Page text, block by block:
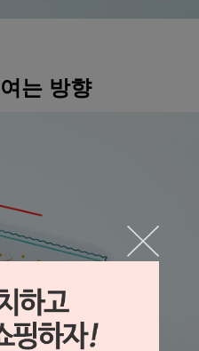
는 방향